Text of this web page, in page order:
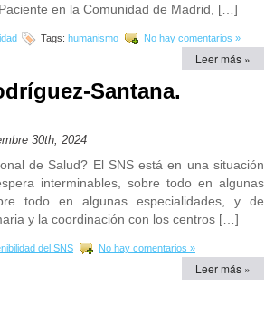
en la Comunidad de Madrid, […]
Tags: humanismo No hay comentarios »
Leer más »
Santana.
30th, 2024
de Salud? El SNS está en una situación
interminables, sobre todo en algunas
todo en algunas especialidades, y de
y la coordinación con los centros […]
del SNS No hay comentarios »
Leer más »